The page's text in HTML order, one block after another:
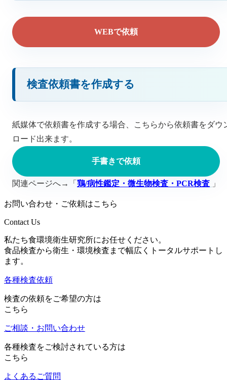
WEBで依頼
検査依頼書を作成する
紙媒体で依頼書を作成する場合、こちらから依頼書をダウ
ロード出来ます。
手書きで依頼
関連ページへ→「 鶏/病性鑑定・微生物検査・PCR検査 」
お問い合わせ・ご依頼はこちら
Contact Us
私たち食環境衛生研究所にお任せください。
食品検査から衛生・環境検査まで幅広くトータルサポートし
ます。
各種検査依頼
検査の依頼をご希望の方は
こちら
ご相談・お問い合わせ
各種検査をご検討されている方は
こちら
よくあるご質問